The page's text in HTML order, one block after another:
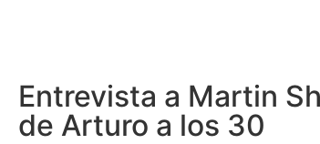
Entrevista a Martin
de Arturo a los 30